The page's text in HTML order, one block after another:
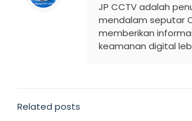
JP CCTV adalah
mendalam seputar
memberikan
keamanan digital
Related posts